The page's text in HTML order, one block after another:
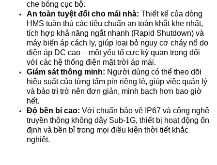
che bóng cục bộ.
An toàn tuyệt đối cho mái nhà: Thiết kế của dòng
HMS tuân thủ các tiêu chuẩn an toàn khắt khe nhất,
tích hợp khả năng ngắt nhanh (Rapid Shutdown) và
máy biến áp cách ly, giúp loại bỏ nguy cơ cháy nổ do
điện áp DC cao – một yếu tố cực kỳ quan trọng đối
với các hệ thống điện mặt trời áp mái.
Giám sát thông minh: Người dùng có thể theo dõi
hiệu suất của từng tấm pin riêng lẻ, giúp việc quản lý
và bảo trì trở nên đơn giản, minh bạch hơn bao giờ
hết.
Độ bền bỉ cao: Với chuẩn bảo vệ IP67 và công nghệ
truyền thông không dây Sub-1G, thiết bị hoạt động ổn
định và bền bỉ trong mọi điều kiện thời tiết khắc
nghiệt.